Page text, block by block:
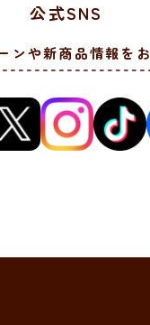
公式SNS
ンや新商品情報をお